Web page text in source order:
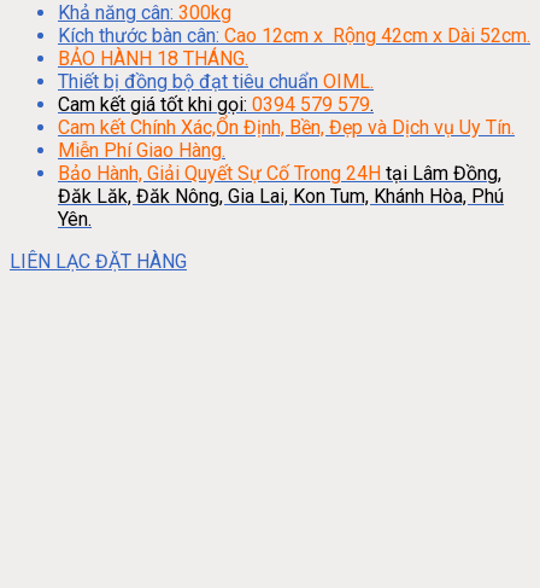
Khả năng cân: 300kg
Kích thước bàn cân: Cao 12cm x Rộng 42cm x Dài 52cm.
BẢO HÀNH 18 THÁNG.
Thiết bị đồng bộ đạt tiêu chuẩn OIML.
Cam kết giá tốt khi gọi: 0394 579 579.
Cam kết Chính Xác,Ổn Định, Bền, Đẹp và Dịch vụ Uy Tín.
Miễn Phí Giao Hàng.
Bảo Hành, Giải Quyết Sự Cố Trong 24H tại Lâm Đồng,
Đăk Lăk, Đăk Nông, Gia Lai, Kon Tum, Khánh Hòa, Phú
Yên.
LIÊN LẠC ĐẶT HÀNG